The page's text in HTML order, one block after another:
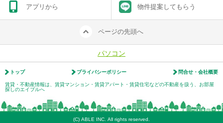
アプリから 物件提案してもらう
ページの先頭へ
パソコン
トップ プライバシーポリシー 問合せ・会社概要
賃貸・不動産情報は、賃貸マンション・賃貸アパート・賃貸住宅などの不動産を扱う、お部屋
探しのエイブルへ
(C) ABLE INC. All rights reserved.